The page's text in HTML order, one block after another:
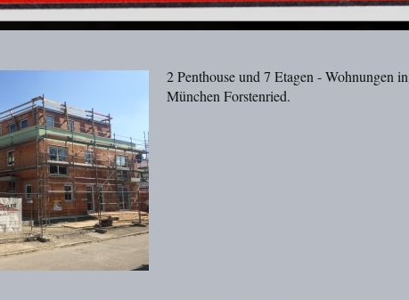
2 Penthouse und 7 Etagen - Wohnungen in
München Forstenried.